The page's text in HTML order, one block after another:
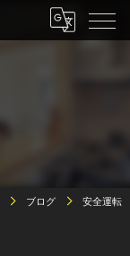
ブログ 安全運転